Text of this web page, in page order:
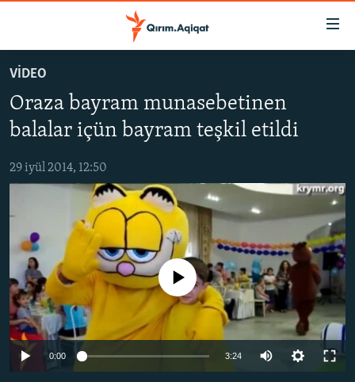
Esas
mündericege
qaytmaq
Baş
qaytmaq
Qıdıruvğa
SİYASET
İQTİSADİYAT
CEMİYET
İNSAN AQLARI
VİDEO
SÜRET
BLOGLAR
FİKİR
VİDEO
Oraza bayram munasebetinen
balalar içün bayram teşkil etildi
29 iyül 2014, 12:50
No media source currently available
0:00 3:24